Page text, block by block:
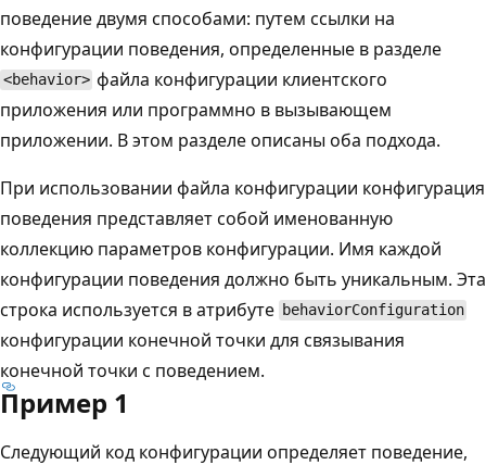
поведение двумя способами: путем ссылки на
конфигурации поведения, определенные в разделе
<behavior> файла конфигурации клиентского
приложения или программно в вызывающем
приложении. В этом разделе описаны оба подхода.
При использовании файла конфигурации конфигурация
поведения представляет собой именованную
коллекцию параметров конфигурации. Имя каждой
конфигурации поведения должно быть уникальным. Эта
строка используется в атрибуте behaviorConfiguration
конфигурации конечной точки для связывания
конечной точки с поведением.
Пример 1
Следующий код конфигурации определяет поведение,